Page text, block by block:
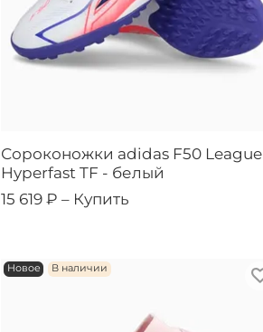
Сороконожки adidas F50 League
Hyperfast TF - белый
15 619 ₽ – Купить
Новое В наличии